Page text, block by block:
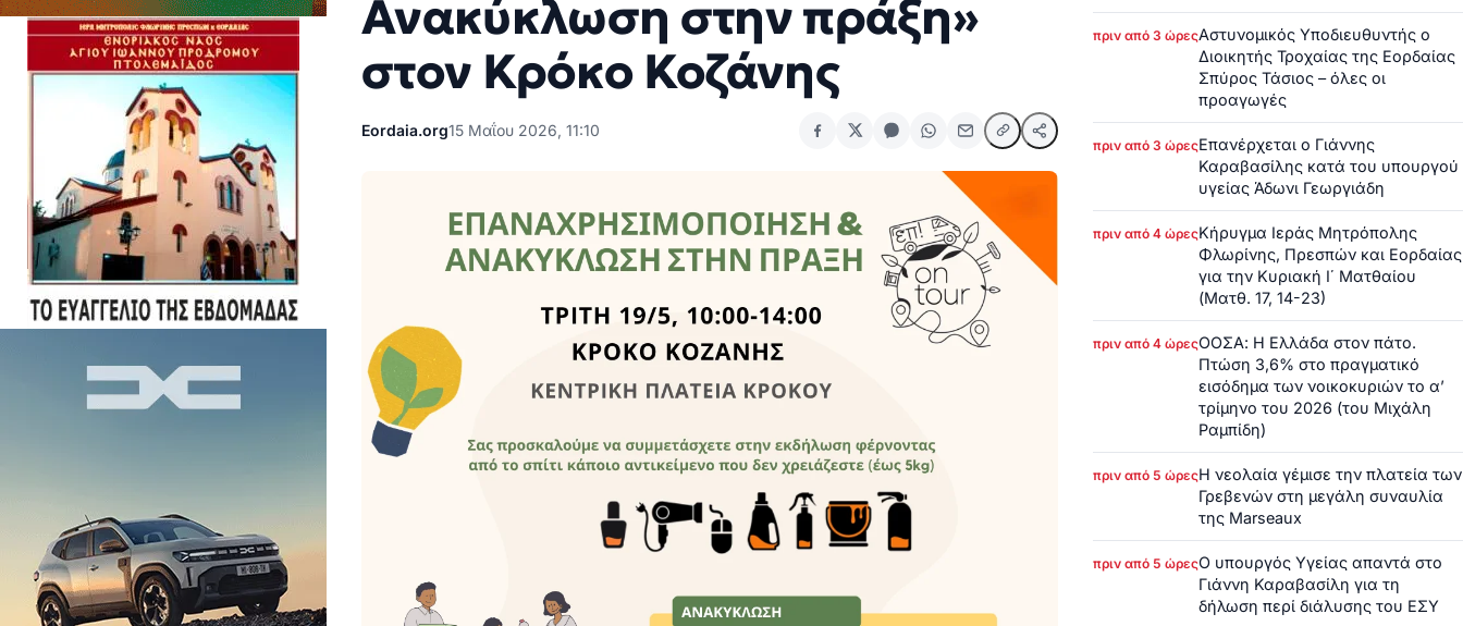
Ανακύκλωση στην πράξη»
στον Κρόκο Κοζάνης
Eordaia.org15 Μαΐου 2026, 11:10
πριν από 3 ώρεςΑστυνομικός Υποδιευθυντής ο
Διοικητής Τροχαίας της Εορδαίας
Σπύρος Τάσιος – όλες οι
προαγωγές
πριν από 3 ώρεςΕπανέρχεται ο Γιάννης
Καραβασίλης κατά του υπουργού
υγείας Άδωνι Γεωργιάδη
πριν από 4 ώρεςΚήρυγμα Ιεράς Μητρόπολης
Φλωρίνης, Πρεσπών και Εορδαίας
για την Κυριακή Ι΄ Ματθαίου
(Ματθ. 17, 14-23)
πριν από 4 ώρεςΟΟΣΑ: Η Ελλάδα στον πάτο.
Πτώση 3,6% στο πραγματικό
εισόδημα των νοικοκυριών το α’
τρίμηνο του 2026 (του Μιχάλη
Ραμπίδη)
πριν από 5 ώρεςΗ νεολαία γέμισε την πλατεία των
Γρεβενών στη μεγάλη συναυλία
της Marseaux
πριν από 5 ώρεςΟ υπουργός Υγείας απαντά στο
Γιάννη Καραβασίλη για τη
δήλωση περί διάλυσης του ΕΣΥ